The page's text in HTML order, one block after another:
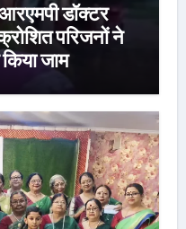
डॉक्टर
परिजनों ने
जाम